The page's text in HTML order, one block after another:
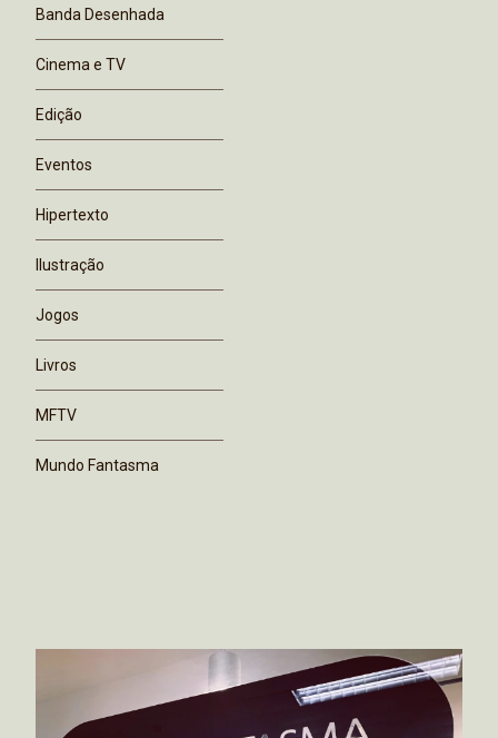
Banda Desenhada
Cinema e TV
Edição
Eventos
Hipertexto
Ilustração
Jogos
Livros
MFTV
Mundo Fantasma